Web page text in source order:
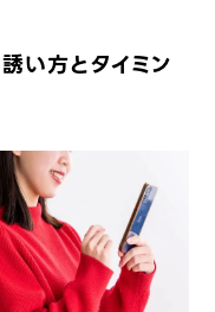
い方とタイミン